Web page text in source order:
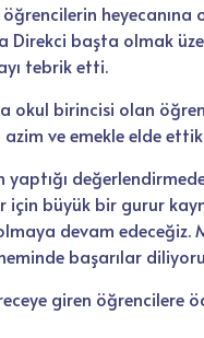
Direkci başta olmak
tebrik etti.
okul birincisi olan
ve emekle elde
yaptığı
büyük bir gurur
devam
başarılar
giren öğrencilere